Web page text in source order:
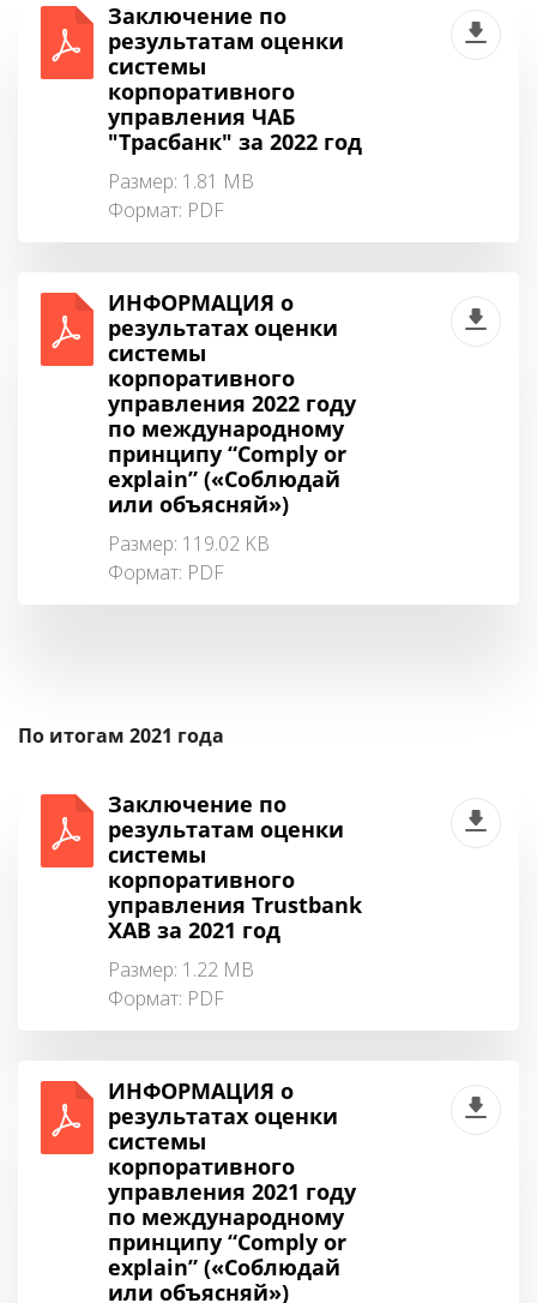
Заключение по
результатам оценки
системы
корпоративного
управления ЧАБ
"Трасбанк" за 2022 год
Размер: 1.81 MB
Формат: PDF
ИНФОРМАЦИЯ о
результатах оценки
системы
корпоративного
управления 2022 году
по международному
принципу “Comply or
explain” («Соблюдай
или объясняй»)
Размер: 119.02 KB
Формат: PDF
По итогам 2021 года
Заключение по
результатам оценки
системы
корпоративного
управления Trustbank
XAB за 2021 год
Размер: 1.22 MB
Формат: PDF
ИНФОРМАЦИЯ о
результатах оценки
системы
корпоративного
управления 2021 году
по международному
принципу “Comply or
explain” («Соблюдай
или объясняй»)